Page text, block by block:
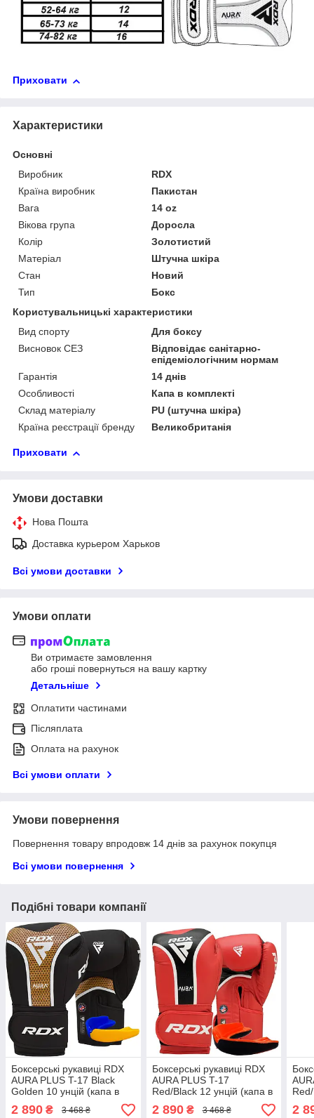
Приховати
Характеристики
Основні
Виробник
RDX
Країна виробник
Пакистан
Вага
14 oz
Вікова група
Доросла
Колір
Золотистий
Матеріал
Штучна шкіра
Стан
Новий
Тип
Бокс
Користувальницькі характеристики
Вид спорту
Для боксу
Висновок СЕЗ
Відповідає санітарно-
епідеміологічним нормам
Гарантія
14 днів
Особливості
Капа в комплекті
Склад матеріалу
PU (штучна шкіра)
Країна реєстрації бренду
Великобританія
Приховати
Умови доставки
Нова Пошта
Доставка курьером Харьков
Всі умови доставки
Умови оплати
Ви отримаєте замовлення
або гроші повернуться на вашу картку
Детальніше
Оплатити частинами
Післяплата
Оплата на рахунок
Всі умови оплати
Умови повернення
Повернення товару впродовж 14 днів за рахунок покупця
Всі умови повернення
Подібні товари компанії
Боксерські рукавиці RDX
AURA PLUS T-17 Black
Golden 10 унцій (капа в
комплекті)
2 890 ₴ 3 468 ₴
Боксерські рукавиці RDX
AURA PLUS T-17
Red/Black 12 унцій (капа в
комплекті)
2 890₴ 3 468 ₴ 2